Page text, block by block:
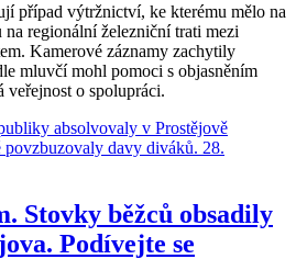
případ výtržnictví, ke kterému mělo na
regionální železniční trati mezi
Kamerové záznamy zachytily
mluvčí mohl pomoci s objasněním
veřejnost o spolupráci.
Stovky běžců obsadily
Podívejte se